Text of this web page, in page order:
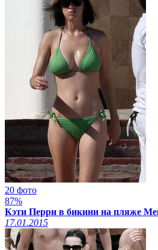
20 фото
87%
Кэти Перри в бикини на пляже
17.01.2015